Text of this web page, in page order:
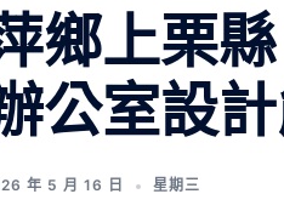
鄉上栗
公室設
年 5 月 16 日 星期三